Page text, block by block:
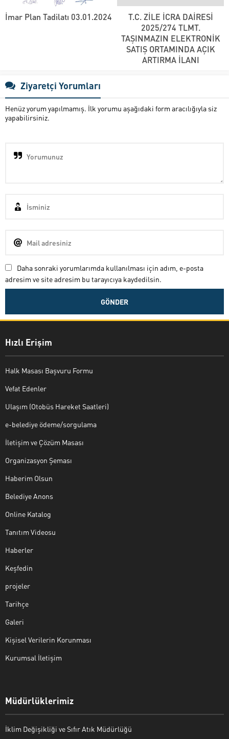
İmar Plan Tadilatı 03.01.2024
T.C. ZİLE İCRA DAİRESİ
2025/274 TLMT.
TAŞINMAZIN ELEKTRONİK
SATIŞ ORTAMINDA AÇIK
ARTIRMA İLANI
Ziyaretçi Yorumları
Henüz yorum yapılmamış. İlk yorumu aşağıdaki form aracılığıyla siz
yapabilirsiniz.
Daha sonraki yorumlarımda kullanılması için adım, e-posta
adresim ve site adresim bu tarayıcıya kaydedilsin.
Hızlı Erişim
Halk Masası Başvuru Formu
Vefat Edenler
Ulaşım (Otobüs Hareket Saatleri)
e-belediye ödeme/sorgulama
İletişim ve Çözüm Masası
Organizasyon Şeması
Haberim Olsun
Belediye Anons
Online Katalog
Tanıtım Videosu
Haberler
Keşfedin
projeler
Tarihçe
Galeri
Kişisel Verilerin Korunması
Kurumsal İletişim
Müdürlüklerimiz
İklim Değişikliği ve Sıfır Atık Müdürlüğü